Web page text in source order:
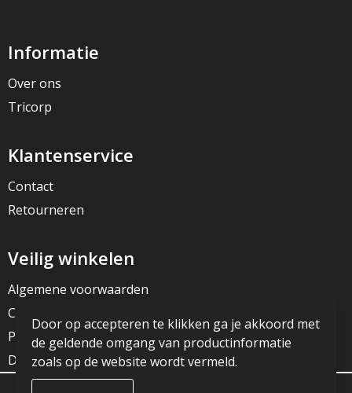
Informatie
Over ons
Tricorp
Klantenservice
Contact
Retourneren
Veilig winkelen
Algemene voorwaarden
Cookieverklaring
Privacyverklaring
Disclaimer
Door op accepteren te klikken ga je akkoord met
de geldende omgang van productinformatie
zoals op de website wordt vermeld.